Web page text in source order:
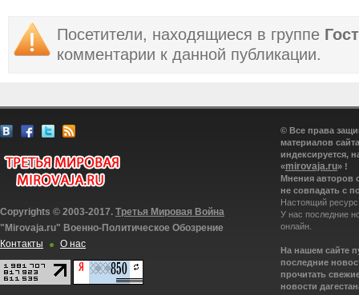
Посетители, находящиеся в группе
комментарии к данной публикации.
Copyrights © 2003-2017. Третья Мировая Война
"Mirovaja.ru" Военно-Политическое Обозрение
Контакты
О нас
© Все права
материалов
индексируется,
«mirovaja.ru» !
Мнения авторов
не совпадать с
Настоящий
У нас последние
онлайн.
На нашем сайте
последние
прочитать
новости